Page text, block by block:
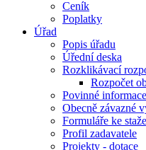
Ceník
Poplatky
Úřad
Popis úřadu
Úřední deska
Rozklikávací
Rozpočet
Povinné informace
Obecně závazné
Formuláře ke
Profil zadavatele
Projekty - dotace